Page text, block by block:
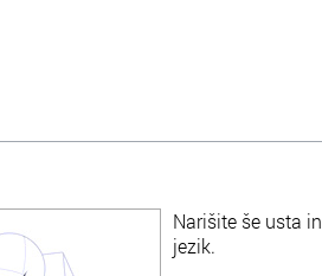
Narišite še usta in
jezik.